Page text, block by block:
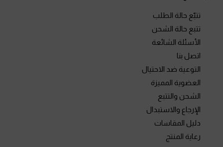
تتبّع حالة الطلب
تتبع حالة الشحن
الأسئلة الشائعة
اتصل بنا
التوعية ضد الاحتيال
العضوية المميزة
الشحن والتتبع
الإرجاع والاستبدال
دليل المقاسات
رعاية المنتج